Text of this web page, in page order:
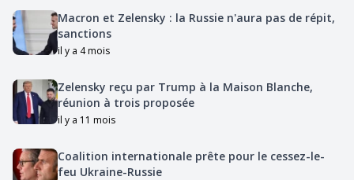
Macron et Zelensky : la Russie n'aura pas de répit,
sanctions
il y a 4 mois
Zelensky reçu par Trump à la Maison Blanche,
réunion à trois proposée
il y a 11 mois
Coalition internationale prête pour le cessez-le-
feu Ukraine-Russie